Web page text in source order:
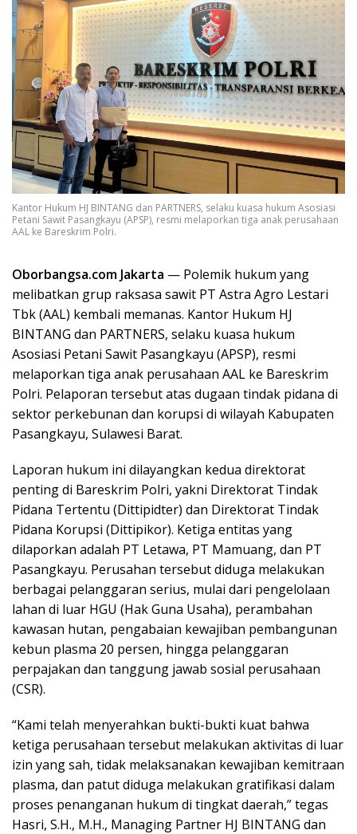
Kantor Hukum HJ BINTANG dan PARTNERS, selaku kuasa hukum Asosiasi
Petani Sawit Pasangkayu (APSP), resmi melaporkan tiga anak perusahaan
AAL ke Bareskrim Polri.
Oborbangsa.com Jakarta — Polemik hukum yang
melibatkan grup raksasa sawit PT Astra Agro Lestari
Tbk (AAL) kembali memanas. Kantor Hukum HJ
BINTANG dan PARTNERS, selaku kuasa hukum
Asosiasi Petani Sawit Pasangkayu (APSP), resmi
melaporkan tiga anak perusahaan AAL ke Bareskrim
Polri. Pelaporan tersebut atas dugaan tindak pidana di
sektor perkebunan dan korupsi di wilayah Kabupaten
Pasangkayu, Sulawesi Barat.
Laporan hukum ini dilayangkan kedua direktorat
penting di Bareskrim Polri, yakni Direktorat Tindak
Pidana Tertentu (Dittipidter) dan Direktorat Tindak
Pidana Korupsi (Dittipikor). Ketiga entitas yang
dilaporkan adalah PT Letawa, PT Mamuang, dan PT
Pasangkayu. Perusahan tersebut diduga melakukan
berbagai pelanggaran serius, mulai dari pengelolaan
lahan di luar HGU (Hak Guna Usaha), perambahan
kawasan hutan, pengabaian kewajiban pembangunan
kebun plasma 20 persen, hingga pelanggaran
perpajakan dan tanggung jawab sosial perusahaan
(CSR).
“Kami telah menyerahkan bukti-bukti kuat bahwa
ketiga perusahaan tersebut melakukan aktivitas di luar
izin yang sah, tidak melaksanakan kewajiban kemitraan
plasma, dan patut diduga melakukan gratifikasi dalam
proses penanganan hukum di tingkat daerah,” tegas
Hasri, S.H., M.H., Managing Partner HJ BINTANG dan